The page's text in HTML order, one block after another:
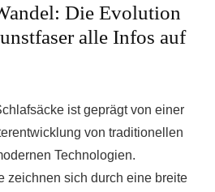
Die Evolution
alle Infos auf
ist geprägt von einer
von traditionellen
Technologien.
zeichnen sich durch eine breite